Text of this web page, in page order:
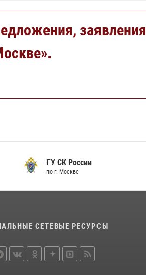
заявления
ГУ СК России
по г. Москве
СЕТЕВЫЕ РЕСУРСЫ